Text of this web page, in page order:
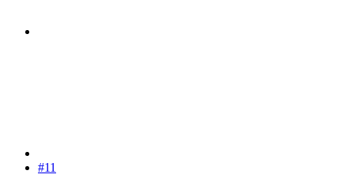
#11